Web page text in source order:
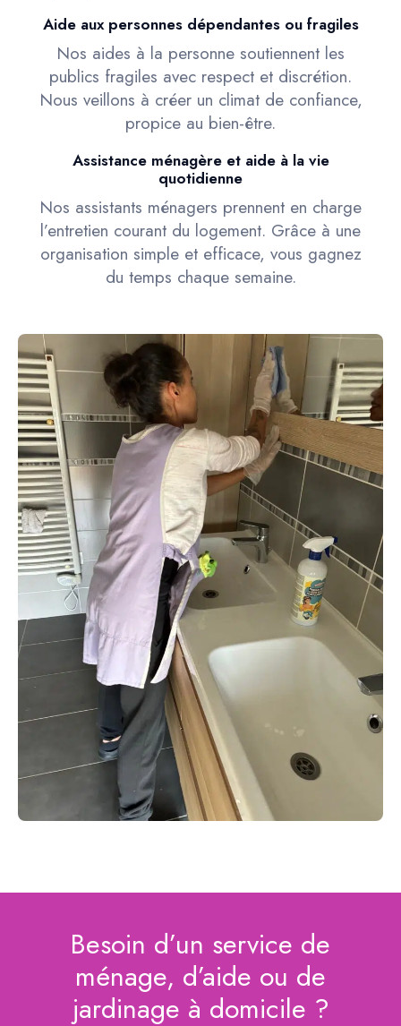
Aide aux personnes dépendantes ou fragiles
Nos aides à la personne soutiennent les
publics fragiles avec respect et discrétion.
Nous veillons à créer un climat de confiance,
propice au bien-être.
Assistance ménagère et aide à la vie
quotidienne
Nos assistants ménagers prennent en charge
l’entretien courant du logement. Grâce à une
organisation simple et efficace, vous gagnez
du temps chaque semaine.
Besoin d’un service de
ménage, d’aide ou de
jardinage à domicile ?